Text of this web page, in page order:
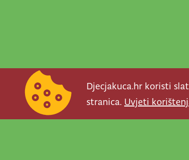
Djecjakuca.hr koristi
stranica. Uvjeti